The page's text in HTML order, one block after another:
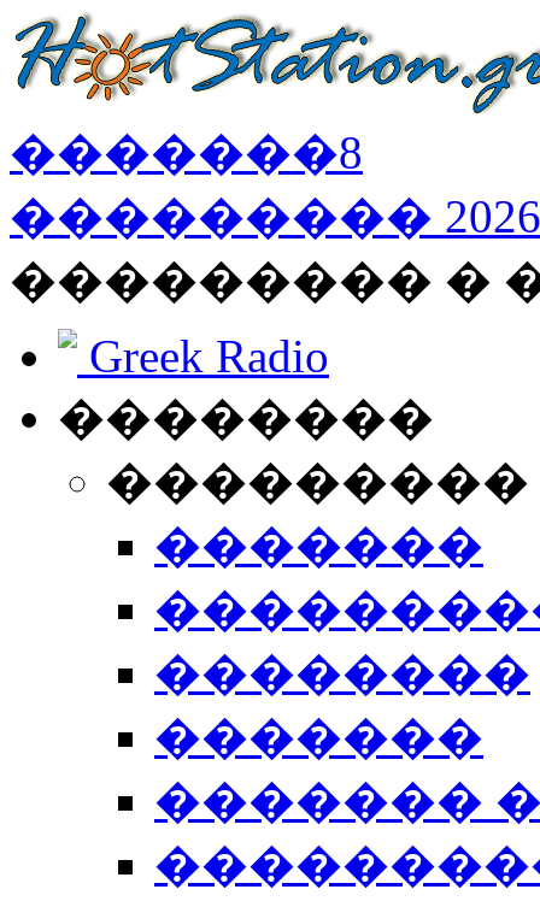
�������8
��������� 2026
��������� �
Greek Radio
��������
�������
��������
�������
�������